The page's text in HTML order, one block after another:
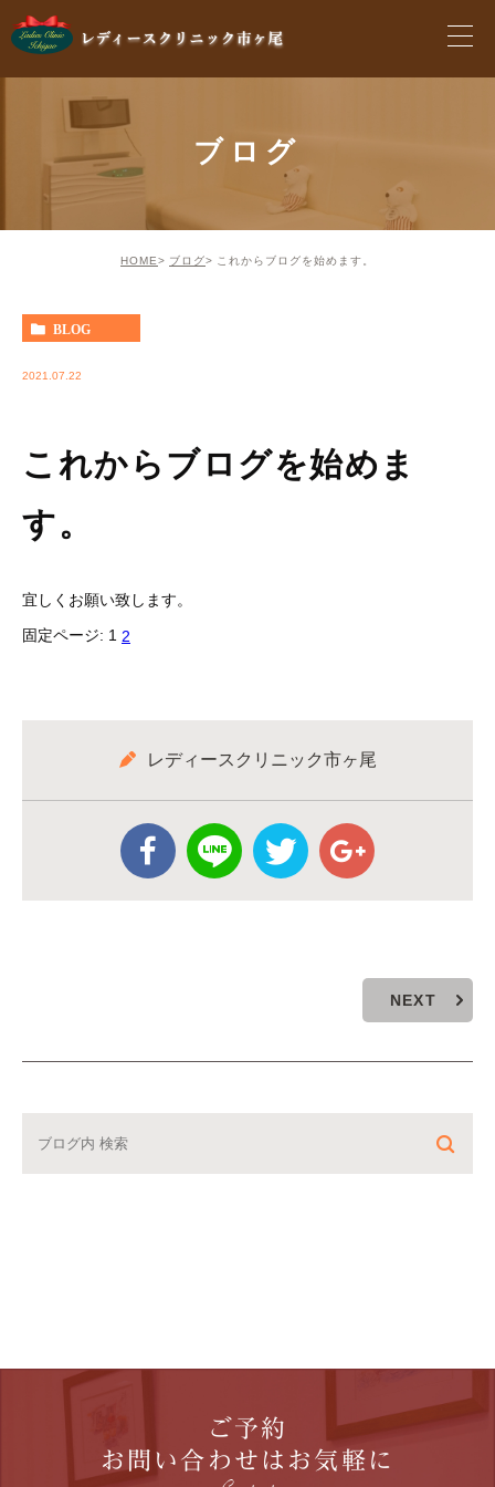
ブログ
HOME ブログ これからブログを始めます。
BLOG
2021.07.22
これからブログを始めま
す。
宜しくお願い致します。
固定ページ: 1 2
レディースクリニック市ヶ尾
NEXT
ご予約
お問い合わせはお気軽に